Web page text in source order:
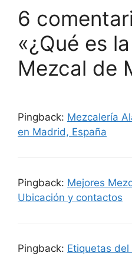
6
«¿Qué es
Mezcal de
Pingback: Mezcalería
en Madrid, España
Pingback: Mejores
Ubicación y contactos
Pingback: Etiquetas